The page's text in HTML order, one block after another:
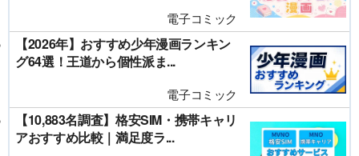
電子コミック
【2026年】おすすめ少年漫画ランキン
グ64選！王道から個性派ま...
電子コミック
【10,883名調査】格安SIM・携帯キャリ
アおすすめ比較｜満足度ラ...